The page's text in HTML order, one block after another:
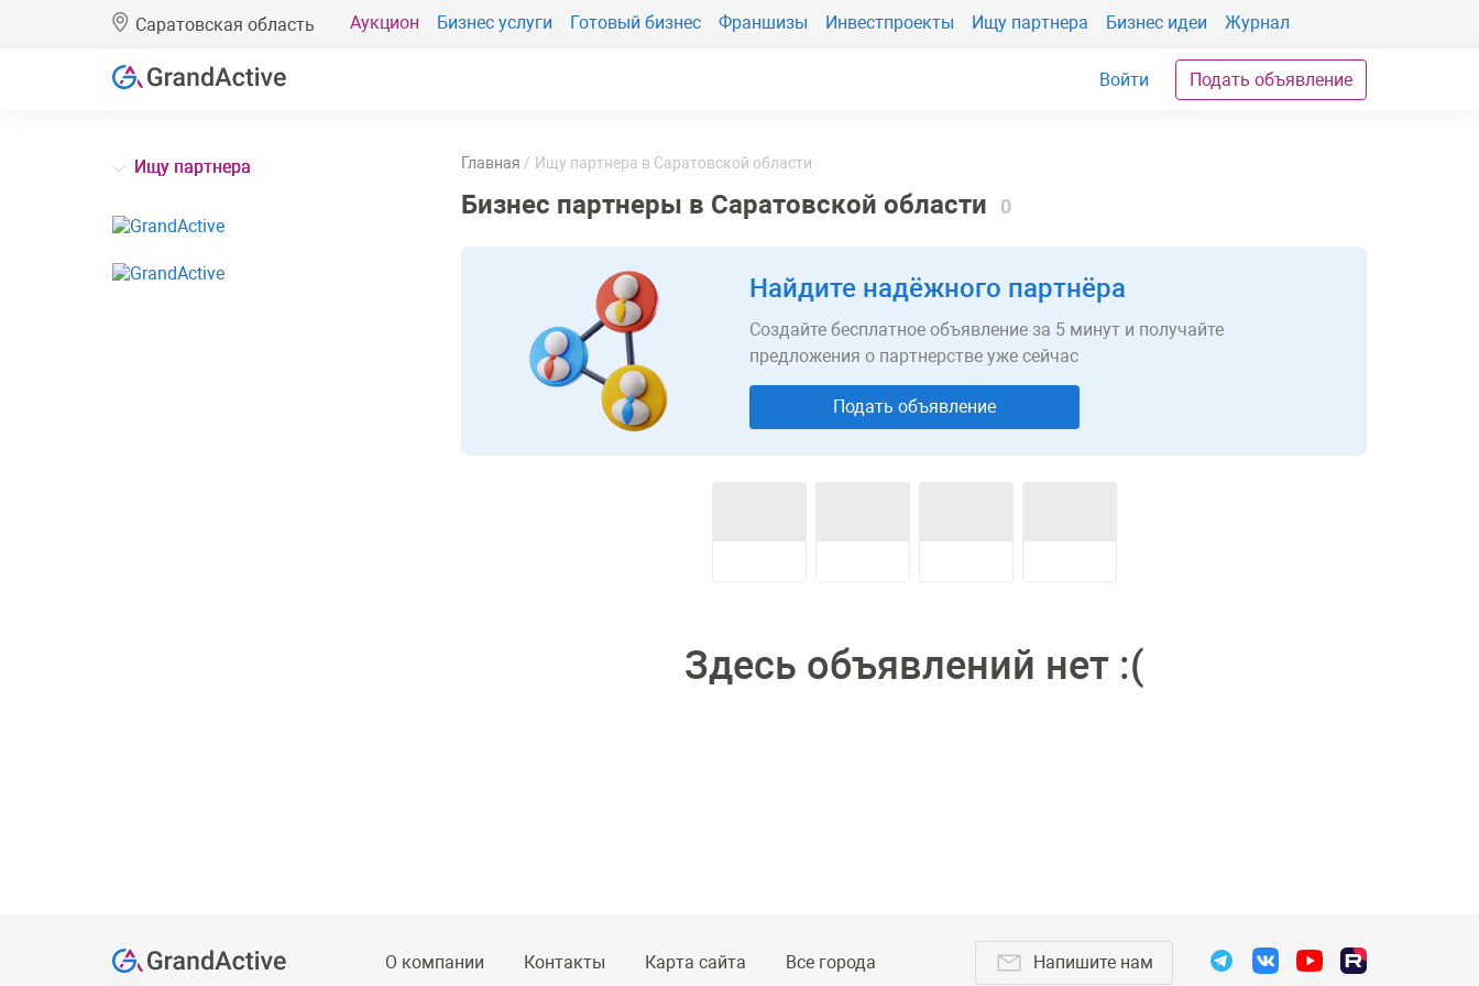
Саратовская область Аукцион Бизнес услуги Готовый бизнес Франшизы Инвестпроекты Ищу партнера Бизнес идеи Журнал
Войти Подать объявление
Ищу партнера Главная Ищу партнера в Саратовской области
Бизнес партнеры в Саратовской области 0
Найдите надёжного партнёра
Создайте бесплатное объявление за 5 минут и получайте
предложения о партнерстве уже сейчас
Подать объявление
Здесь объявлений нет :(
О компании Контакты Карта сайта Все города
Напишите нам